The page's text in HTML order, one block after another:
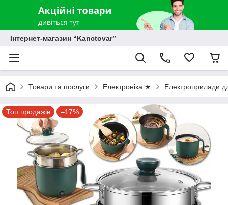
Інтернет-магазин “Kanctovar”
Товари та послуги Електроніка ★ Електроприлади
Топ продажів –17%